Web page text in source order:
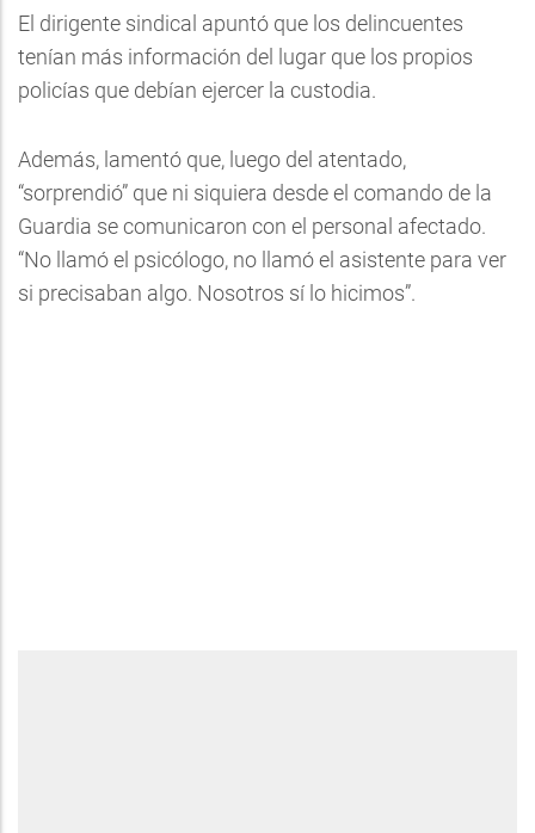
El dirigente sindical apuntó que los delincuentes
tenían más información del lugar que los propios
policías que debían ejercer la custodia.
Además, lamentó que, luego del atentado,
“sorprendió” que ni siquiera desde el comando de la
Guardia se comunicaron con el personal afectado.
“No llamó el psicólogo, no llamó el asistente para ver
si precisaban algo. Nosotros sí lo hicimos”.